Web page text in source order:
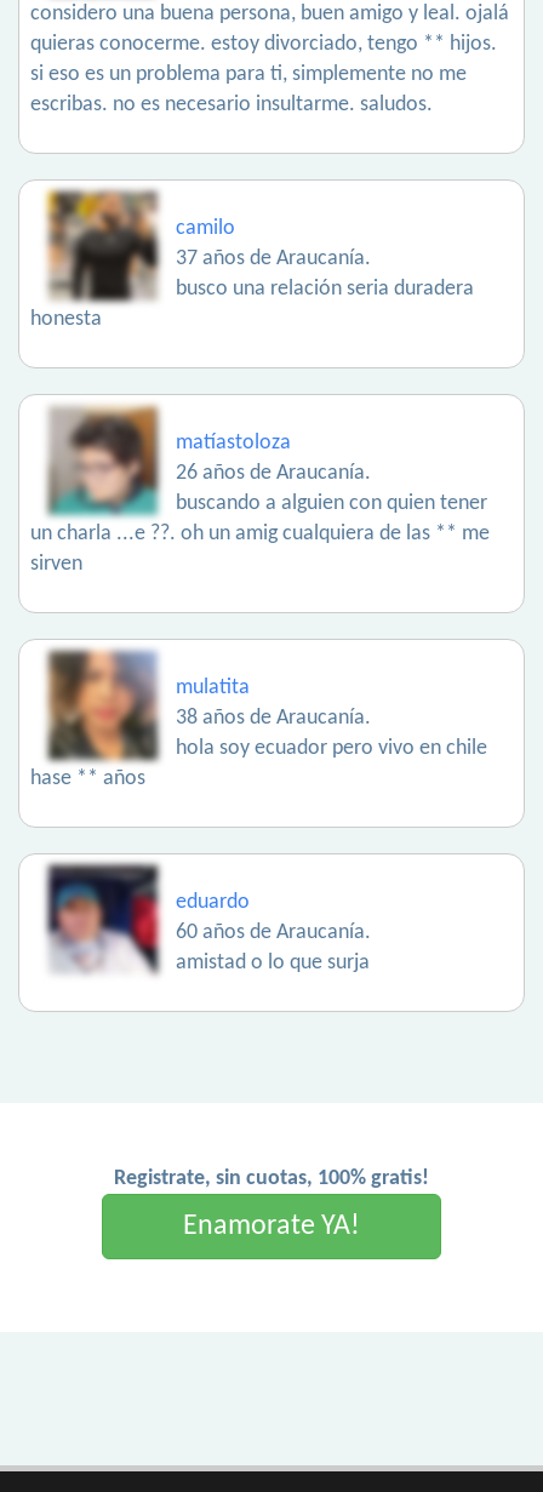
considero una buena persona, buen amigo y leal. ojalá
quieras conocerme. estoy divorciado, tengo ** hijos.
si eso es un problema para ti, simplemente no me
escribas. no es necesario insultarme. saludos.
camilo
37 años de Araucanía.
busco una relación seria duradera
honesta
matíastoloza
26 años de Araucanía.
buscando a alguien con quien tener
un charla ...e ??. oh un amig cualquiera de las ** me
sirven
mulatita
38 años de Araucanía.
hola soy ecuador pero vivo en chile
hase ** años
eduardo
60 años de Araucanía.
amistad o lo que surja
Registrate, sin cuotas, 100% gratis!
Enamorate YA!